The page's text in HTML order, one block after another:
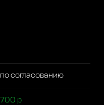
по согласованию
700 р